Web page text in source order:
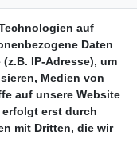
auf
Daten
IP-Adresse), um
Medien von
auf unsere Website
erfolgt erst durch
mit Dritten, die wir